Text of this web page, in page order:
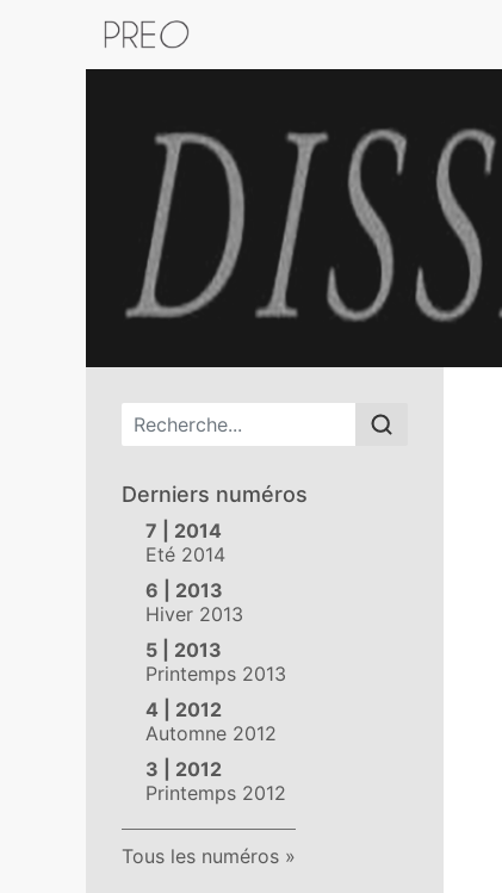
Menu principal
Derniers numéros
7 | 2014
Eté 2014
6 | 2013
Hiver 2013
5 | 2013
Printemps 2013
4 | 2012
Automne 2012
3 | 2012
Printemps 2012
Tous les numéros